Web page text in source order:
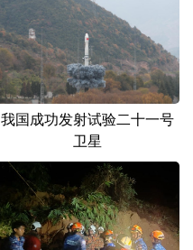
Français عربى
我国成功发射试验二十一号
卫星